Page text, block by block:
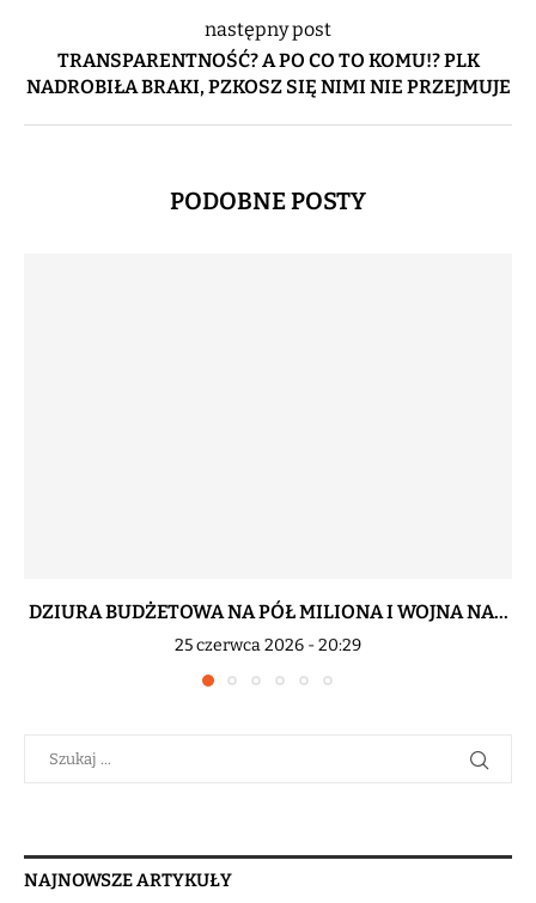
następny post
TRANSPARENTNOŚĆ? A PO CO TO KOMU!? PLK
NADROBIŁA BRAKI, PZKOSZ SIĘ NIMI NIE PRZEJMUJE
PODOBNE POSTY
DZIURA BUDŻETOWA NA PÓŁ MILIONA I WOJNA NA...
25 czerwca 2026 - 20:29
NAJNOWSZE ARTYKUŁY